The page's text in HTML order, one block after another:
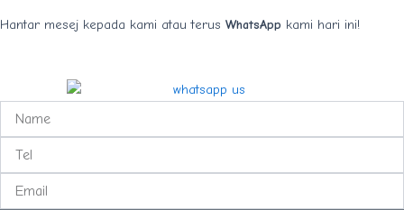
Hantar mesej kepada kami atau terus WhatsApp kami hari ini!